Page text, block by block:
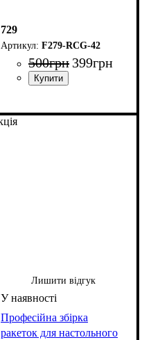
729
F279-RCG-42
500грн 399грн
Лишити відгук
Професійна збірка
ракеток для настольного